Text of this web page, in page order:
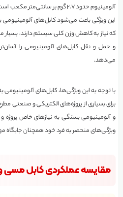
آلومینیوم حدود ۲.۷ گرم بر
این ویژگی باعث می‌شود کابل‌های آلومینیومی
که نیاز به کاهش وزن کلی سیستم دارند،
و حمل و نقل کابل‌های آلومینیومی را
می‌دهد.
با توجه به این ویژگی‌ها، کابل‌های
برای بسیاری از پروژه‌های الکتریکی و صنعتی
و آلومینیومی بستگی به نیازهای خاص پروژه و
ویژگی‌های منحصر به فرد خود همچنان جایگاه
مقایسه عملکردی کابل مسی